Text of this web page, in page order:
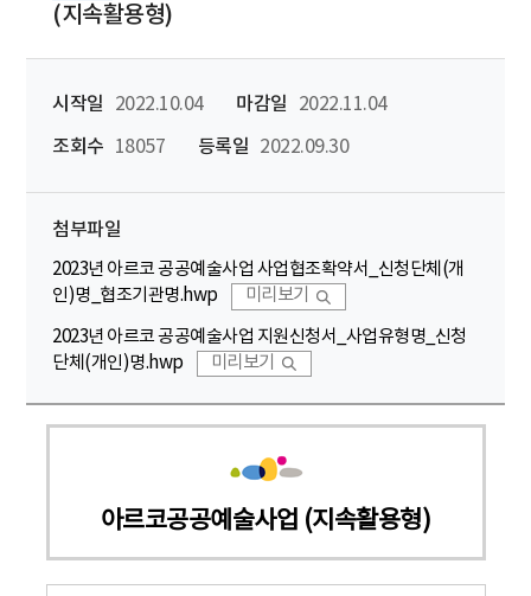
(지속활용형)
시작일 2022.10.04 마감일
2022.11.04
조회수
18057 등록일 2022.09.30
첨부파일
2023년 아르코 공공예술사업 사업협조확약서_신청단체(개
인)명_협조기관명.hwp
미리보기
2023년 아르코 공공예술사업 지원신청서_사업유형명_신청
단체(개인)명.hwp
미리보기
아르코공공예술사업 (지속활용형)